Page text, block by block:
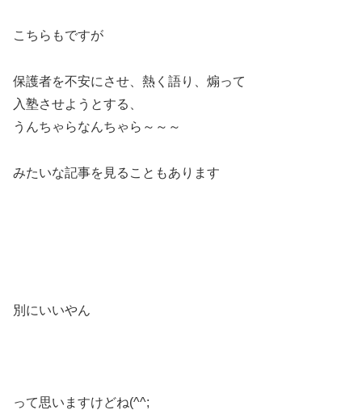
こちらもですが
保護者を不安にさせ、熱く語り、煽って
入塾させようとする、
うんちゃらなんちゃら～～～
みたいな記事を見ることもあります
別にいいやん
って思いますけどね(^^;